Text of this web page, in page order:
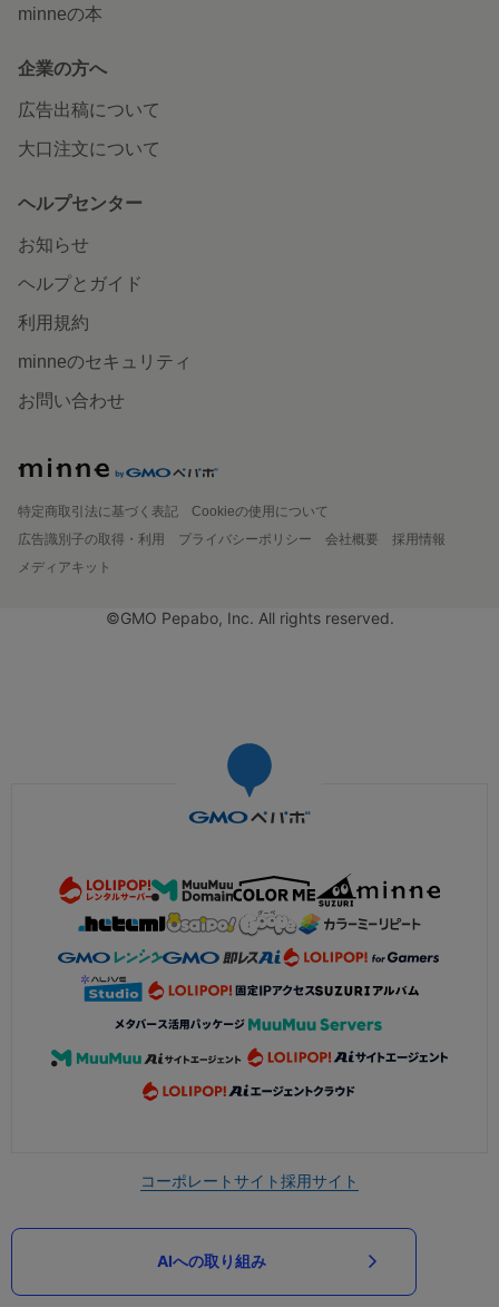
minneの本
企業の方へ
広告出稿について
大口注文について
ヘルプセンター
お知らせ
ヘルプとガイド
利用規約
minneのセキュリティ
お問い合わせ
特定商取引法に基づく表記
Cookieの使用について
広告識別子の取得・利用
プライバシーポリシー 会社概要
採用情報
メディアキット
©GMO Pepabo, Inc. All rights reserved.
コーポレートサイト採用サイト
AIへの取り組み